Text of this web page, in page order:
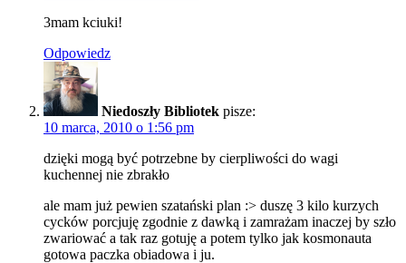
3mam kciuki!
Odpowiedz
Niedoszły Bibliotek pisze:
10 marca, 2010 o 1:56 pm
dzięki mogą być potrzebne by cierpliwości do wagi
kuchennej nie zbrakło
ale mam już pewien szatański plan :> duszę 3 kilo kurzych
cycków porcjuję zgodnie z dawką i zamrażam inaczej by szło
zwariować a tak raz gotuję a potem tylko jak kosmonauta
gotowa paczka obiadowa i ju.